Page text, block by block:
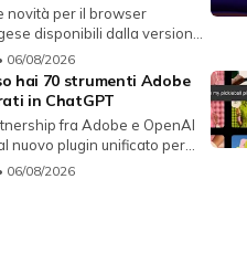
novità per il browser
disponibili dalla versione
06/08/2026
hai 70 strumenti Adobe
in ChatGPT
fra Adobe e OpenAI
nuovo plugin unificato per...
06/08/2026